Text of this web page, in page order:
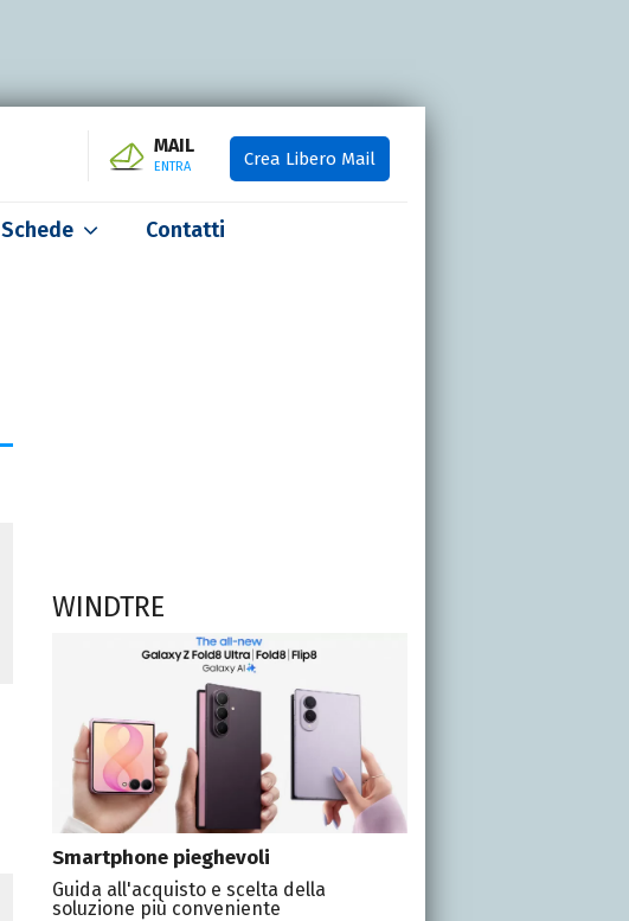
MAIL
ENTRA Crea Libero Mail
Schede Contatti
WINDTRE
Smartphone pieghevoli
Guida all'acquisto e scelta della
soluzione più conveniente